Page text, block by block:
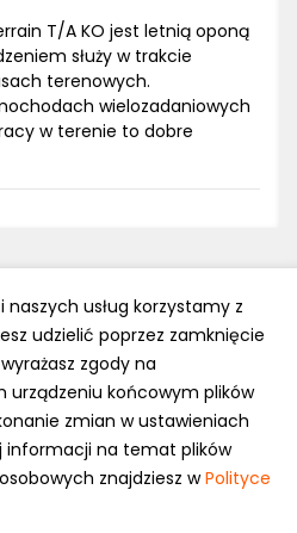
T/A KO jest letnią oponą
służy w trakcie
terenowych.
wielozadaniowych
w terenie to dobre
2023 Opony.com.pl
usług korzystamy z
udzielić poprzez zamknięcie
zgody na
urządzeniu końcowym plików
zmian w ustawieniach
informacji na temat plików
znajdziesz wPolityce